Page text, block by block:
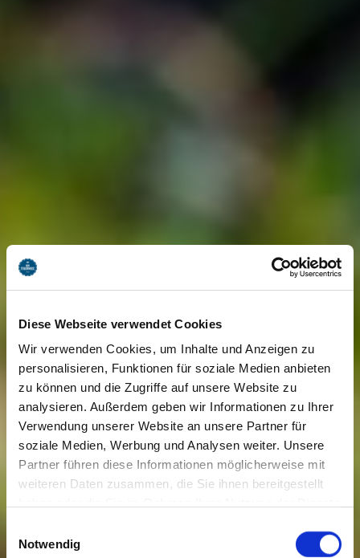
Diese Webseite verwendet Cookies
Wir verwenden Cookies, um Inhalte und Anzeigen zu
personalisieren, Funktionen für soziale Medien anbieten
zu können und die Zugriffe auf unsere Website zu
analysieren. Außerdem geben wir Informationen zu Ihrer
Verwendung unserer Website an unsere Partner für
soziale Medien, Werbung und Analysen weiter. Unsere
Partner führen diese Informationen möglicherweise mit
weiteren Daten zusammen, die Sie ihnen bereitgestellt
Cookies, wenn Sie unsere Webseite weiterhin nutzen.
Notwendig